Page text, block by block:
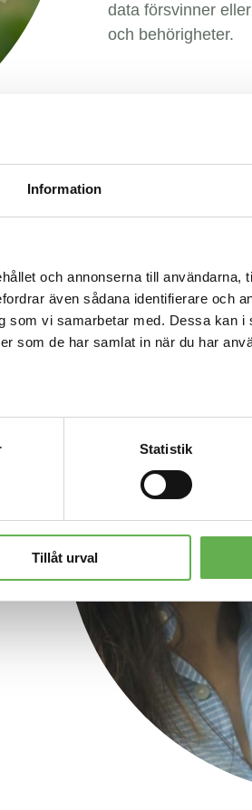
Information
och annonserna till användarna,
även sådana identifierare och
som vi samarbetar med. Dessa kan i
som de har samlat in när du har
Statistik
Tillåt urval
data försvinner
och behörigheter.